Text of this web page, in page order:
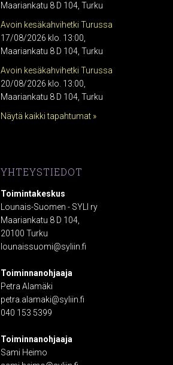
Maariankatu 8 D 104, Turku
Avoin kesäkahvihetki Turussa
17/08/2026 klo. 13:00,
Maariankatu 8 D 104, Turku
Avoin kesäkahvihetki Turussa
20/08/2026 klo. 13:00,
Maariankatu 8 D 104, Turku
Näytä kaikki tapahtumat »
YHTEYSTIEDOT
Toimintakeskus
Lounais-Suomen - SYLI ry
Maariankatu 8 D 104,
20100 Turku
lounaissuomi@syliin.fi
Toiminnanohjaaja
Petra Alamäki
petra.alamaki@syliin.fi
040 153 5399
Toiminnanohjaaja
Sami Heimo